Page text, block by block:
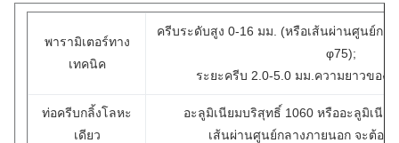
พารามิเตอร์ทาง
เทคนิค
ครีบระดับสูง 0-16 มม. (หรือเส้นผ่านศูนย์กล
φ75);
ระยะครีบ 2.0-5.0 มม.ความยาวของ
ท่อครีบกลิ้งโลหะ
เดียว
อะลูมิเนียมบริสุทธิ์ 1060 หรืออะลูมิเนีย
เส้นผ่านศูนย์กลางภายนอก จะต้อง